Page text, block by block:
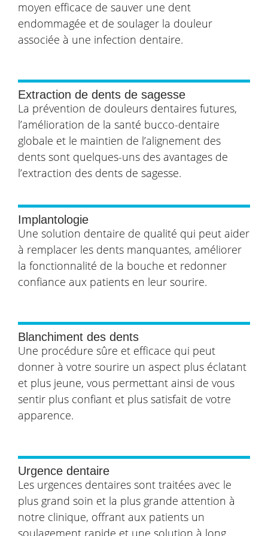
moyen efficace de sauver une dent
endommagée et de soulager la douleur
associée à une infection dentaire.
Extraction de dents de sagesse
La prévention de douleurs dentaires futures,
l’amélioration de la santé bucco-dentaire
globale et le maintien de l’alignement des
dents sont quelques-uns des avantages de
l’extraction des dents de sagesse.
Implantologie
Une solution dentaire de qualité qui peut aider
à remplacer les dents manquantes, améliorer
la fonctionnalité de la bouche et redonner
confiance aux patients en leur sourire.
Blanchiment des dents
Une procédure sûre et efficace qui peut
donner à votre sourire un aspect plus éclatant
et plus jeune, vous permettant ainsi de vous
sentir plus confiant et plus satisfait de votre
apparence.
Urgence dentaire
Les urgences dentaires sont traitées avec le
plus grand soin et la plus grande attention à
notre clinique, offrant aux patients un
soulagement rapide et une solution à long